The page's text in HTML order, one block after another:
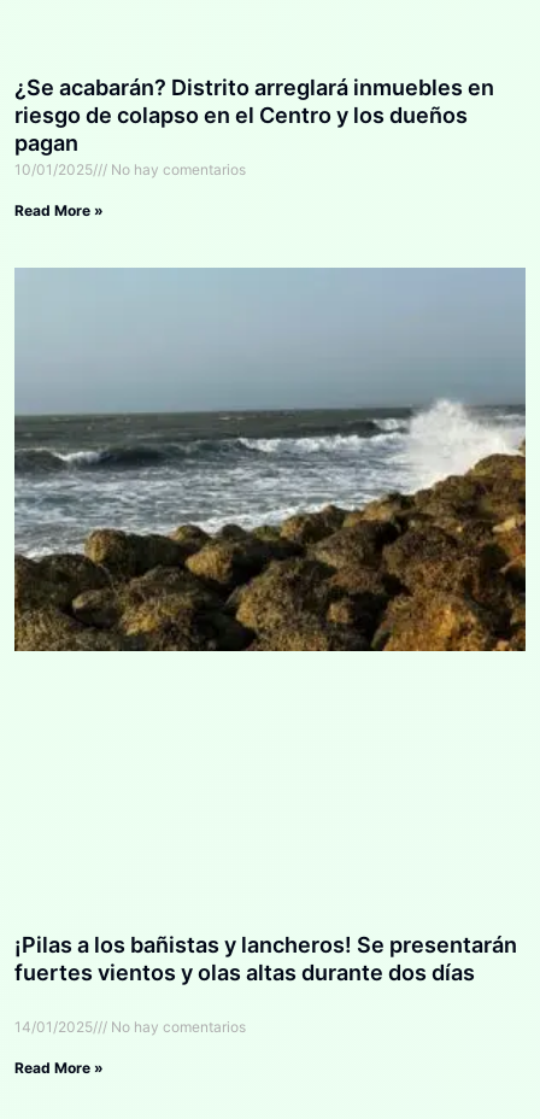
¿Se acabarán? Distrito arreglará inmuebles en
riesgo de colapso en el Centro y los dueños
pagan
10/01/2025 No hay comentarios
Read More »
¡Pilas a los bañistas y lancheros! Se presentarán
fuertes vientos y olas altas durante dos días
14/01/2025 No hay comentarios
Read More »